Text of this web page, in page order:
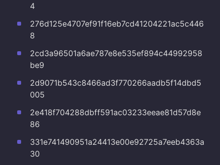
4
276d125e4707ef91f16eb7cd41204221ac5c446
8
2cd3a96501a6ae787e8e535ef894c44992958
be9
2d9071b543c8466ad3f770266aadb5f14dbd5
005
2e418f704288dbff591ac03233eeae81d57d8e
86
331e741490951a24413e00e92725a7eeb4363a
30